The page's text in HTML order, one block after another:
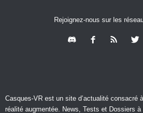
Rejoignez-nous sur les
Casques-VR est un site d’actualité consacré
réalité augmentée. News, Tests et Dossiers